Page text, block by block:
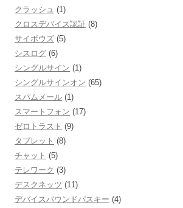
クラッシュ (1)
クロスデバイス認証 (8)
サイボウズ (5)
シスログ (6)
シングルサイン (1)
シングルサインオン (65)
スパムメール (1)
スマートフォン (17)
ゼロトラスト (9)
タブレット (8)
チャット (5)
テレワーク (3)
デスクネッツ (11)
デバイスバウンドパスキー (4)